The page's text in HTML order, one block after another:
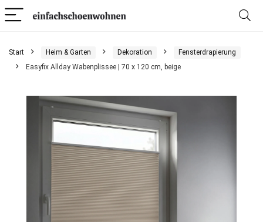
Start Heim & Garten Dekoration
Fensterdrapierung
Easyfix Allday Wabenplissee | 70 x 120 cm, beige